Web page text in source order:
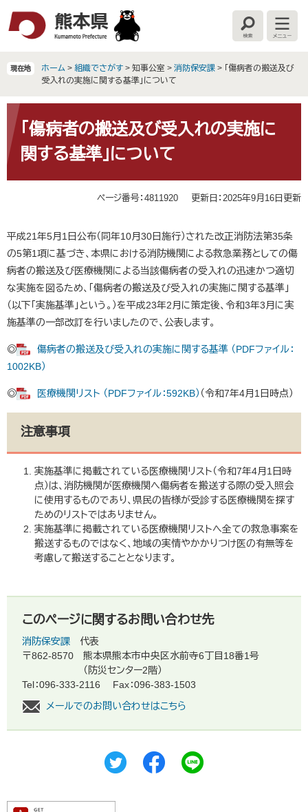
文
へ
検
索
メ
ニ
ー
現在地 ホーム > 組織でさがす > 知事公室 > 消防保安課 > 「傷病者の搬送及び
受入れの実施に関する基準」について
文 「傷病者の搬送及び受入れの実施に
関する基準」について
ページ番号：4811920 更新日：2025年9月16日更新
平成21年5月1日公布（同年10月30日施行）された改正消防法第35条
の5第1項に基づき、本県における消防機関による救急業務としての傷
病者の搬送及び医療機関による当該傷病者の受入れの迅速かつ適切
な実施を図るため、「傷病者の搬送及び受入れの実施に関する基準」
（以下「実施基準」という。）を平成23年2月に策定後、令和3年3月に実
施基準の一部改訂を行いましたので、公表します。
◎​
傷病者の搬送及び受入れの実施に関する基準 （PDFファイル：
1002KB）
◎ 医療機関リスト （PDFファイル：592KB） （令和7年4月1日時点）
注意事項
実施基準に掲載されている医療機関リスト（令和7年4月1日時
点）は、消防機関が医療機関へ傷病者を搬送する際の受入照会
に使用するものであり、県民の皆様が受診する医療機関を探す
ためのリストではありません。
実施基準に掲載されている医療機関リストへ全ての救急事案を
搬送するものではなく、地域の実情やかかりつけ医の有無等を
考慮して搬送することとなります。
このページに関するお問い合わせ先
消防保安課
代表
〒862-8570
熊本県熊本市中央区水前寺6丁目18番1号
（防災センター2階）
Tel：096-333-2116
Fax：096-383-1503
メールでのお問い合わせはこちら